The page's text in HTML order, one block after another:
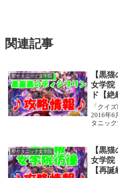
関連記事
聖サタニック女学院
【黒
女学院
ド【
攻略情
「クイ
2016年6
タニッ
す。 こ
魔界の
ニック
聖サタニック女学院
【黒
女学院
【再